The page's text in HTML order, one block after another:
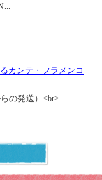
カンテ・フラメンコ
の発送）<br>...